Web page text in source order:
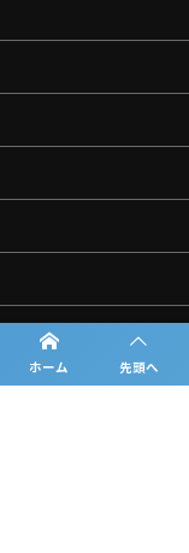
ホーム 先頭へ